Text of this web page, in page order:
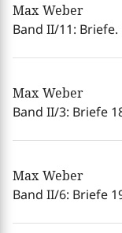
Max Weber
Band II/11:
Max Weber
Band II/3: Briefe
Max Weber
Band II/6: Briefe